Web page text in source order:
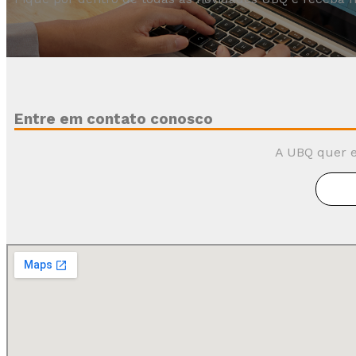
Entre em contato conosco
A UBQ quer